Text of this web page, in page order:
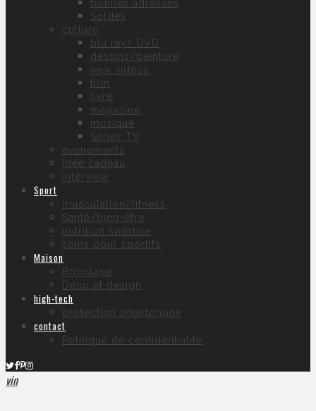
bonnes adresses
Soldes
culture
blu ray/ DVD
dessins/peinture
jeux vidéos
film
livre
magazine
musique
Séries TV
évènements
idée cadeau
interview
Sport
musculation/fitness
Santé/bien-être
nutrition sportive
soins pour sportifs
Maison
Bricolage
Déco et design
high-tech
protection smartphone
contact
Politique de confidentialité
vin